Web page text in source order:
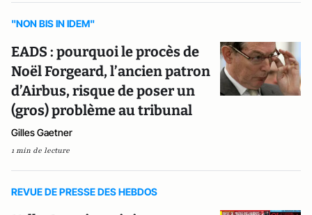
"NON BIS IN IDEM"
EADS : pourquoi le procès de
Noël Forgeard, l’ancien patron
d’Airbus, risque de poser un
(gros) problème au tribunal
Gilles Gaetner
1 min de lecture
REVUE DE PRESSE DES HEBDOS